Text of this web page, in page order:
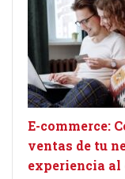
E-commerce:
ventas de tu
experiencia